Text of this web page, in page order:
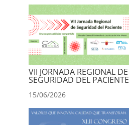
VII JORNADA REGIONAL DE
SEGURIDAD DEL PACIENTE
15/06/2026